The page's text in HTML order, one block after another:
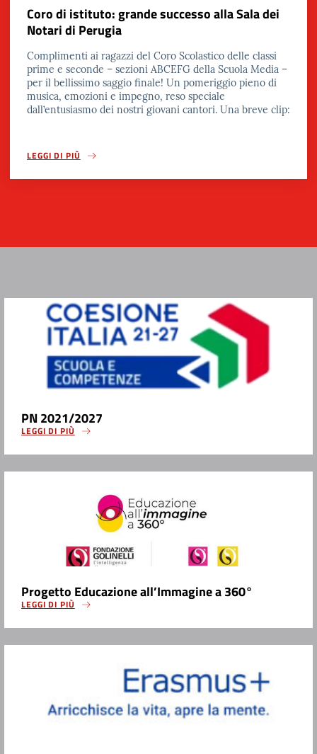
Coro di istituto: grande successo alla Sala dei
Notari di Perugia
Complimenti ai ragazzi del Coro Scolastico delle classi
prime e seconde – sezioni ABCEFG della Scuola Media –
per il bellissimo saggio finale! Un pomeriggio pieno di
musica, emozioni e impegno, reso speciale
dall’entusiasmo dei nostri giovani cantori. Una breve clip:
LEGGI DI PIÙ
PN 2021/2027
LEGGI DI PIÙ
Progetto Educazione all’Immagine a 360°
LEGGI DI PIÙ